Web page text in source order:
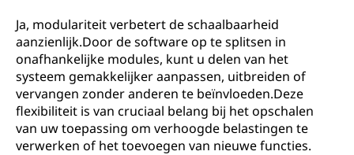
Ja, modulariteit verbetert de schaalbaarheid
aanzienlijk.Door de software op te splitsen in
onafhankelijke modules, kunt u delen van het
systeem gemakkelijker aanpassen, uitbreiden of
vervangen zonder anderen te beïnvloeden.Deze
flexibiliteit is van cruciaal belang bij het opschalen
van uw toepassing om verhoogde belastingen te
verwerken of het toevoegen van nieuwe functies.